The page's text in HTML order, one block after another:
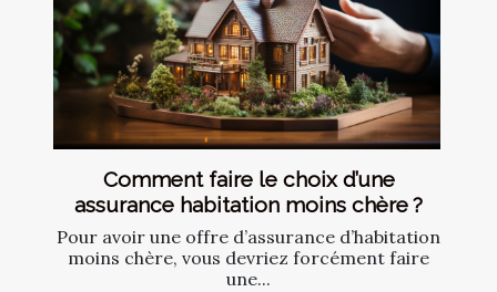
Comment faire le choix d’une
assurance habitation moins chère ?
Pour avoir une offre d’assurance d’habitation
moins chère, vous devriez forcément faire
une...